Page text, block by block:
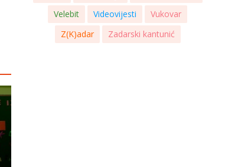
Velebit
Videovijesti
Vukovar
Z(K)adar
Zadarski kantunić